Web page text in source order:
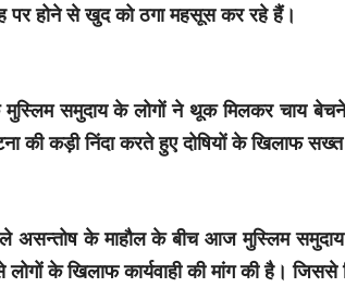
होने से खुद को ठगा महसूस कर रहे हैं।
समुदाय के लोगों ने थूक मिलकर चाय
की कड़ी निंदा करते हुए दोषियों के खिलाफ सख्त
असन्तोष के माहौल के बीच आज मुस्लिम समुदाय
के खिलाफ कार्यवाही की मांग की है। जिससे